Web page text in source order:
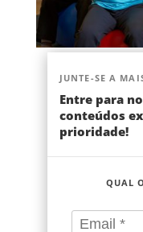
JUNTE-SE A
Entre para
conteúdos
prioridade!
QUAL